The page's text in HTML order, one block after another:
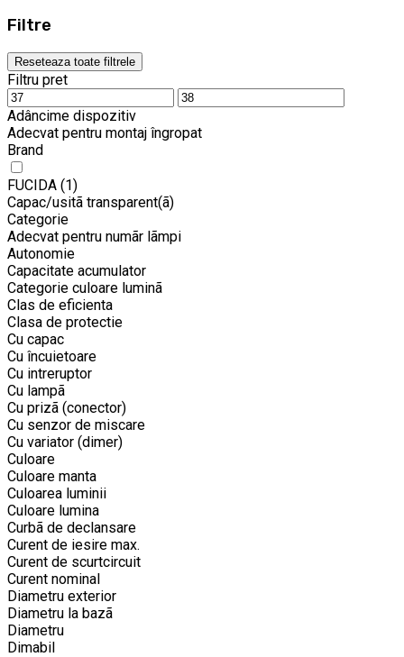
Filtre
Reseteaza toate filtrele
Filtru pret
Adâncime dispozitiv
Adecvat pentru montaj îngropat
Brand
FUCIDA (1)
Capac/usitã transparent(ã)
Categorie
Adecvat pentru numãr lãmpi
Autonomie
Capacitate acumulator
Categorie culoare luminã
Clas de eficienta
Clasa de protectie
Cu capac
Cu încuietoare
Cu intreruptor
Cu lampã
Cu prizã (conector)
Cu senzor de miscare
Cu variator (dimer)
Culoare
Culoare manta
Culoarea luminii
Culoare lumina
Curbã de declansare
Curent de iesire max.
Curent de scurtcircuit
Curent nominal
Diametru exterior
Diametru la bazã
Diametru
Dimabil